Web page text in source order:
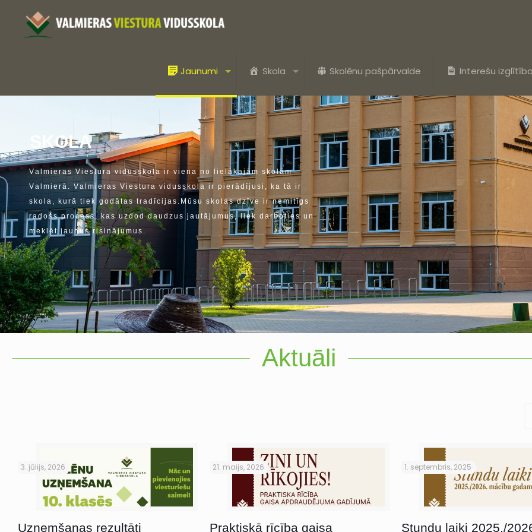
Jaunumi Skola Skolēnu pašpārvalde Interešu izglītība
KOLA
Valmieras Vi estura vi dusskola ir vi e na no i e ā kajām skolām
Va mi e rā . Va mie ras Vi estura vi d uss ko a i r pi e rād īj u si , ka tā i r
s ko a , ku rā ti e k g odātas tradīci j as . M ū su s ko las dzīve i r nemitīg s
rad ošs process, kas uzdod dau d zu s j au tāj u mus, liek d arboties u n
me k ēt j au nus risi nājumu s .
Aktuāli
3. jūlijs, 2026
Uzņemšanas rezultāti
21. maijs, 2026
Praktiskā rīcība gaisa
1. septembris, 2025
Stundu laiki 2025./